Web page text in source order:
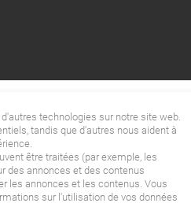
technologies sur notre site web.
tandis que d'autres nous aident à
être traitées (par exemple, les
des annonces et des contenus
les annonces et les contenus. Vous
sur l'utilisation de vos données